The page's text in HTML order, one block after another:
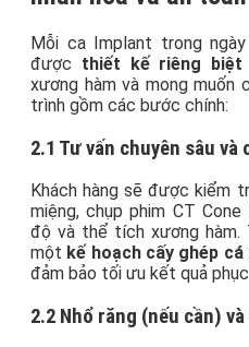
Mỗi ca Implant trong
được thiết kế riêng biệt
xương hàm và mong muốn
trình gồm các bước chính:
2.1 Tư vấn chuyên sâu
Khách hàng sẽ được kiểm
miệng, chụp phim CT
độ và thể tích xương
một kế hoạch cấy ghép cá
đảm bảo tối ưu kết quả phục
2.2 Nhổ răng (nếu cần)